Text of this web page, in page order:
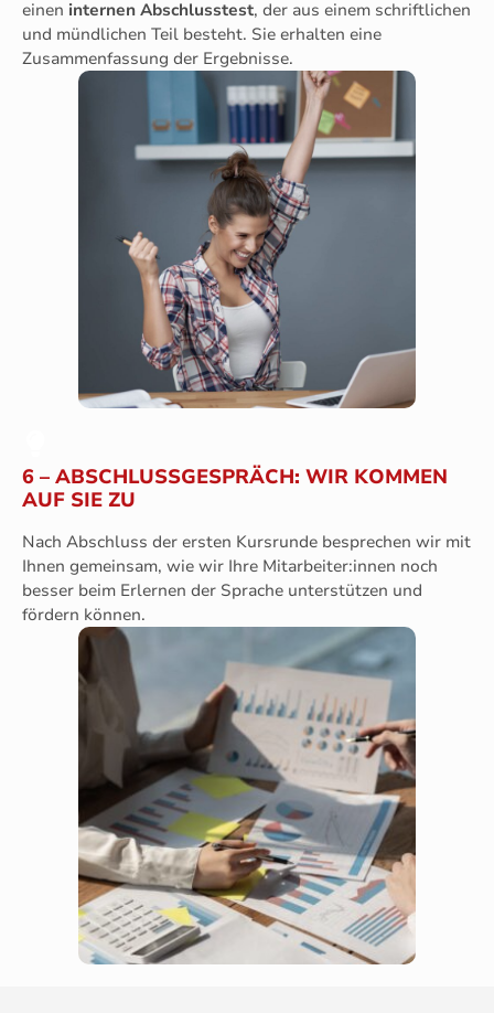
einen internen Abschlusstest, der aus einem schriftlichen
und mündlichen Teil besteht. Sie erhalten eine
Zusammenfassung der Ergebnisse.
6 – ABSCHLUSSGESPRÄCH: WIR KOMMEN
AUF SIE ZU
Nach Abschluss der ersten Kursrunde besprechen wir mit
Ihnen gemeinsam, wie wir Ihre Mitarbeiter:innen noch
besser beim Erlernen der Sprache unterstützen und
fördern können.